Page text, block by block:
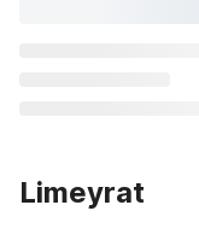
Limeyrat